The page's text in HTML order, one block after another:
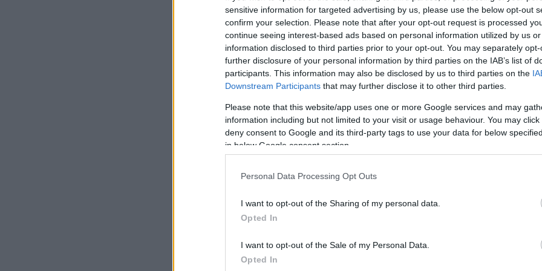
sensitive information for targeted advertising by us, please use the below opt-out
confirm your selection. Please note that after your opt-out request is processed
continue seeing interest-based ads based on personal information utilized by us
information disclosed to third parties prior to your opt-out. You may separately
further disclosure of your personal information by third parties on the IAB’s list of
participants. This information may also be disclosed by us to third parties on the
Downstream Participants that may further disclose it to other third parties.
Please note that this website/app uses one or more Google services and may
information including but not limited to your visit or usage behaviour. You may
deny consent to Google and its third-party tags to use your data for below
in below Google consent section.
Personal Data Processing Opt Outs
I want to opt-out of the Sharing of my personal data.
Opted In
I want to opt-out of the Sale of my Personal Data.
Opted In
έλεγε “χοντρός”, γελούσαν. Ακούν τη λέξη και νομίζουν ότι είναι κάτι
είπε χαρακτηριστικά.
ΔΙΑΦΗΜΙΣΗ